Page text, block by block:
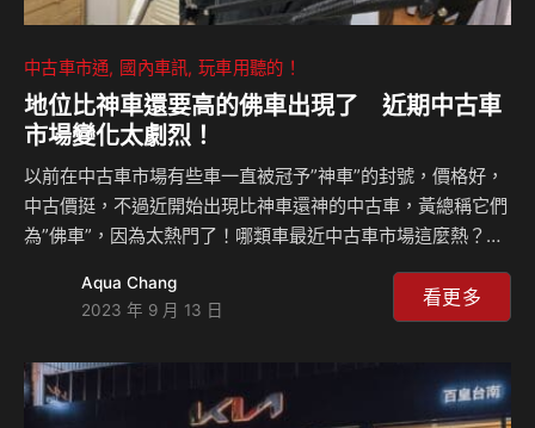
中古車市通 國內車訊 玩車用聽的！
地位比神車還要高的佛車出現了 近期中古車
市場變化太劇烈！
以前在中古車市場有些車一直被冠予”神車”的封號，價格好，
中古價挺，不過近開始出現比神車還神的中古車，黃總稱它們
為”佛車”，因為太熱門了！哪類車最近中古車市場這麼熱？大
繼續下修，包含超跑市場亦是如此？到底是怎麼回事？價格普
遍下修多少？來聽黃總的分析！ 相關新聞：
Aqua Chang
2023 年 9 月 13 日
看更多